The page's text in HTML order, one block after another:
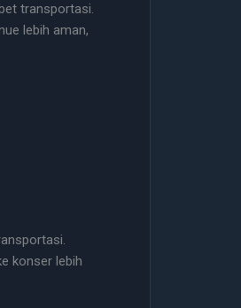
transportasi.
lebih aman,
konser lebih